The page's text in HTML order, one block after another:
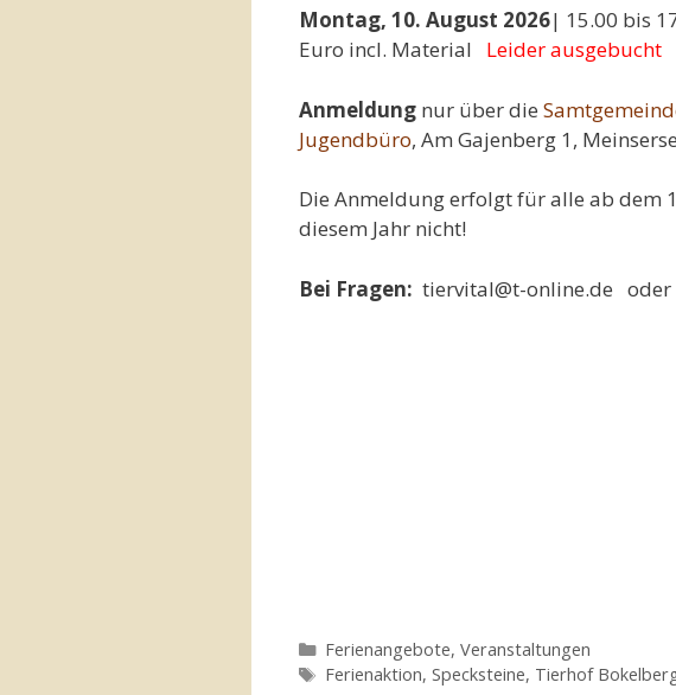
Montag, 10. August 2026| 15.00 bis
Euro incl. Material Leider ausgebucht
Anmeldung nur über die
Jugendbüro, Am Gajenberg 1,
Die Anmeldung erfolgt für alle ab dem
diesem Jahr nicht!
Bei Fragen: tiervital@t-online.de
Kategorien
Ferienangebote, Veranstaltungen
Schlagwörter
Ferienaktion, Specksteine, Tierhof